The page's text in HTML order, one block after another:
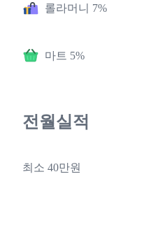
롤라머니 7%
마트 5%
전월실적
최소 40만원